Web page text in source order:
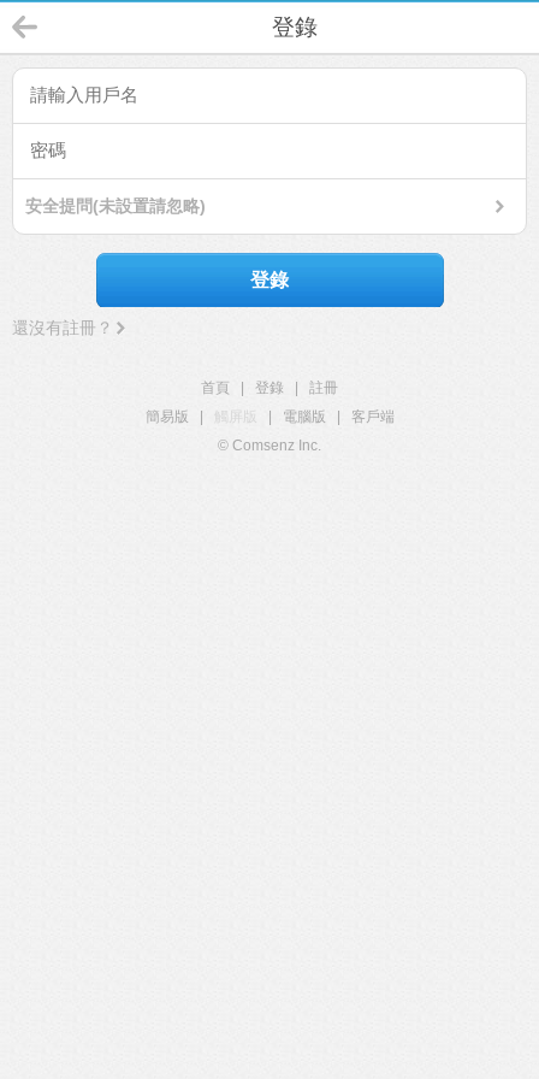
登錄
安全提問(未設置請忽略)
登錄
還沒有註冊？
首頁 登錄
註冊
簡易版
觸屏版 電腦版
客戶端
© Comsenz Inc.